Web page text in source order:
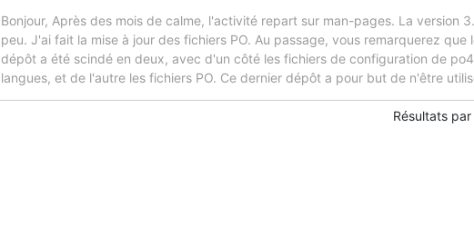
Bonjour, Après des mois de calme, l'activité repart sur man-pages. La version
peu. J'ai fait la mise à jour des fichiers PO. Au passage, vous remarquerez
dépôt a été scindé en deux, avec d'un côté les fichiers de configuration de
langues, et de l'autre les fichiers PO. Ce dernier dépôt a pour but de n'être
Résultats